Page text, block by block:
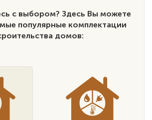
с выбором? Здесь Вы можете
популярные комплектации
домов: